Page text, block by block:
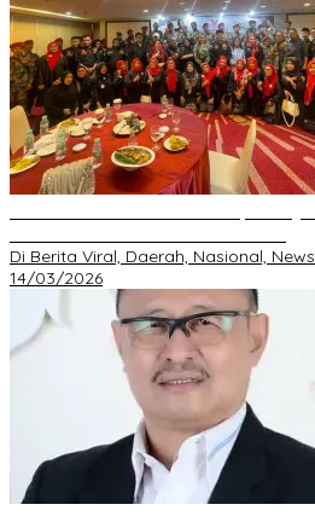
Di Berita Viral, Daerah, Nasional, News
14/03/2026